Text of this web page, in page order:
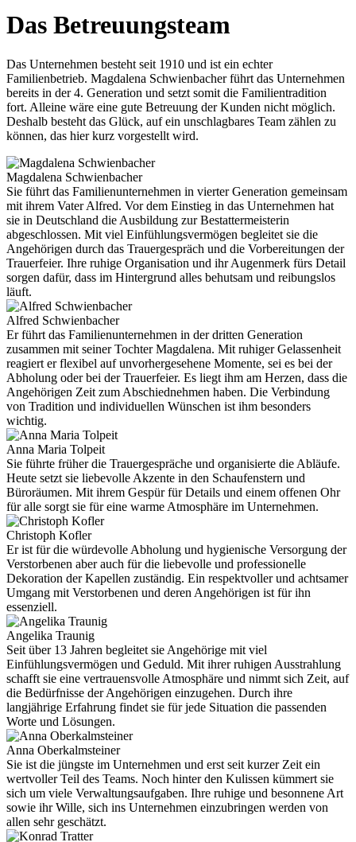
Das Betreuungsteam
Das Unternehmen besteht seit 1910 und ist ein echter
Familienbetrieb. Magdalena Schwienbacher führt das Unternehmen
bereits in der 4. Generation und setzt somit die Familientradition
fort. Alleine wäre eine gute Betreuung der Kunden nicht möglich.
Deshalb besteht das Glück, auf ein unschlagbares Team zählen zu
können, das hier kurz vorgestellt wird.
Magdalena Schwienbacher
Sie führt das Familienunternehmen in vierter Generation gemeinsam
mit ihrem Vater Alfred. Vor dem Einstieg in das Unternehmen hat
sie in Deutschland die Ausbildung zur Bestattermeisterin
abgeschlossen. Mit viel Einfühlungsvermögen begleitet sie die
Angehörigen durch das Trauergespräch und die Vorbereitungen der
Trauerfeier. Ihre ruhige Organisation und ihr Augenmerk fürs Detail
sorgen dafür, dass im Hintergrund alles behutsam und reibungslos
läuft.
Alfred Schwienbacher
Er führt das Familienunternehmen in der dritten Generation
zusammen mit seiner Tochter Magdalena. Mit ruhiger Gelassenheit
reagiert er flexibel auf unvorhergesehene Momente, sei es bei der
Abholung oder bei der Trauerfeier. Es liegt ihm am Herzen, dass die
Angehörigen Zeit zum Abschiednehmen haben. Die Verbindung
von Tradition und individuellen Wünschen ist ihm besonders
wichtig.
Anna Maria Tolpeit
Sie führte früher die Trauergespräche und organisierte die Abläufe.
Heute setzt sie liebevolle Akzente in den Schaufenstern und
Büroräumen. Mit ihrem Gespür für Details und einem offenen Ohr
für alle sorgt sie für eine warme Atmosphäre im Unternehmen.
Christoph Kofler
Er ist für die würdevolle Abholung und hygienische Versorgung der
Verstorbenen aber auch für die liebevolle und professionelle
Dekoration der Kapellen zuständig. Ein respektvoller und achtsamer
Umgang mit Verstorbenen und deren Angehörigen ist für ihn
essenziell.
Angelika Traunig
Seit über 13 Jahren begleitet sie Angehörige mit viel
Einfühlungsvermögen und Geduld. Mit ihrer ruhigen Ausstrahlung
schafft sie eine vertrauensvolle Atmosphäre und nimmt sich Zeit, auf
die Bedürfnisse der Angehörigen einzugehen. Durch ihre
langjährige Erfahrung findet sie für jede Situation die passenden
Worte und Lösungen.
Anna Oberkalmsteiner
Sie ist die jüngste im Unternehmen und erst seit kurzer Zeit ein
wertvoller Teil des Teams. Noch hinter den Kulissen kümmert sie
sich um viele Verwaltungsaufgaben. Ihre ruhige und besonnene Art
sowie ihr Wille, sich ins Unternehmen einzubringen werden von
allen sehr geschätzt.